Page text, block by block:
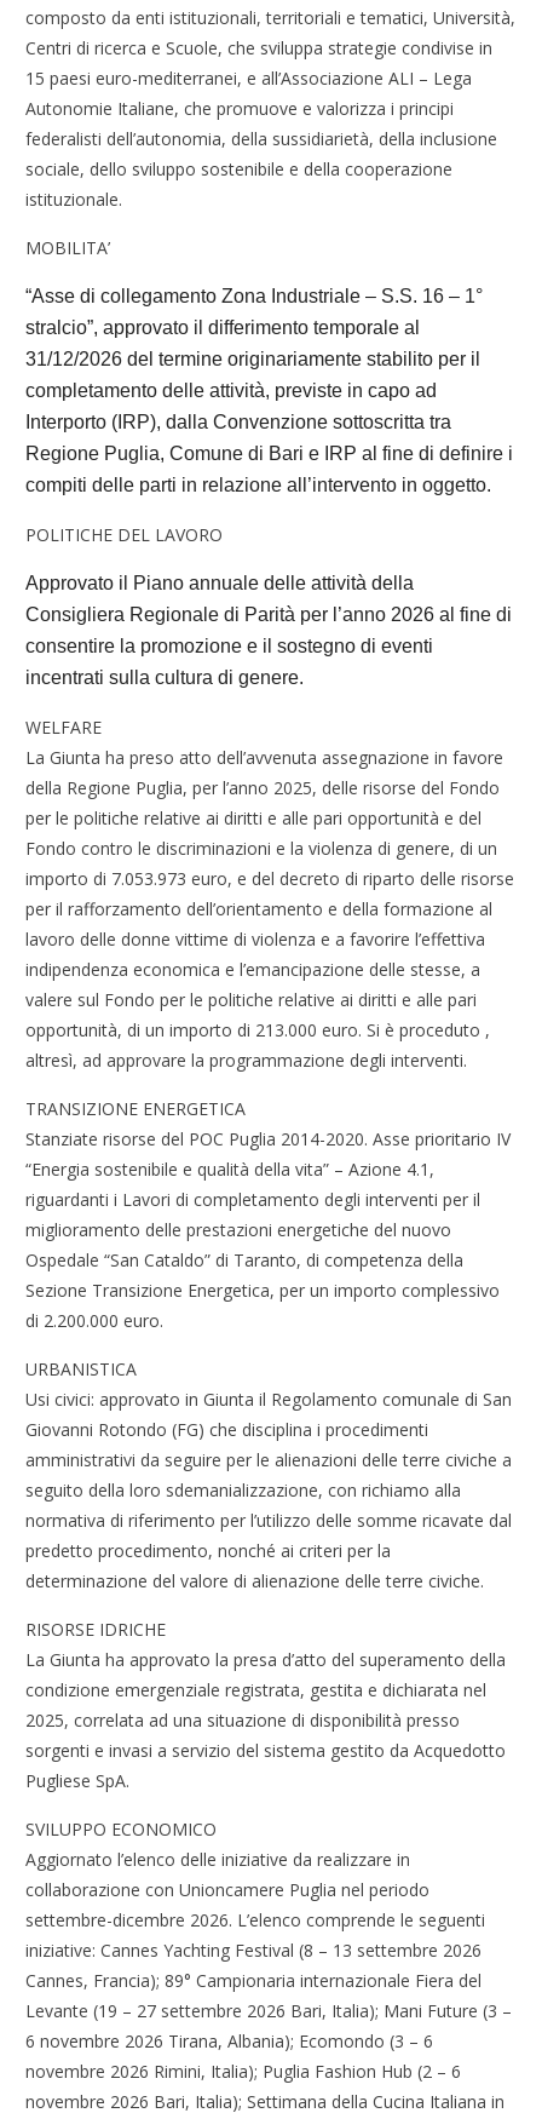
composto da enti istituzionali, territoriali e tematici, Università,
Centri di ricerca e Scuole, che sviluppa strategie condivise in
15 paesi euro-mediterranei, e all’Associazione ALI – Lega
Autonomie Italiane, che promuove e valorizza i principi
federalisti dell’autonomia, della sussidiarietà, della inclusione
sociale, dello sviluppo sostenibile e della cooperazione
istituzionale.
MOBILITA’
“Asse di collegamento Zona Industriale – S.S. 16 – 1°
stralcio”, approvato il differimento temporale al
31/12/2026 del termine originariamente stabilito per il
completamento delle attività, previste in capo ad
Interporto (IRP), dalla Convenzione sottoscritta tra
Regione Puglia, Comune di Bari e IRP al fine di definire i
compiti delle parti in relazione all’intervento in oggetto.
POLITICHE DEL LAVORO
Approvato il Piano annuale delle attività della
Consigliera Regionale di Parità per l’anno 2026 al fine di
consentire la promozione e il sostegno di eventi
incentrati sulla cultura di genere.
WELFARE
La Giunta ha preso atto dell’avvenuta assegnazione in favore
della Regione Puglia, per l’anno 2025, delle risorse del Fondo
per le politiche relative ai diritti e alle pari opportunità e del
Fondo contro le discriminazioni e la violenza di genere, di un
importo di 7.053.973 euro, e del decreto di riparto delle risorse
per il rafforzamento dell’orientamento e della formazione al
lavoro delle donne vittime di violenza e a favorire l’effettiva
indipendenza economica e l’emancipazione delle stesse, a
valere sul Fondo per le politiche relative ai diritti e alle pari
opportunità, di un importo di 213.000 euro. Si è proceduto ,
altresì, ad approvare la programmazione degli interventi.
TRANSIZIONE ENERGETICA
Stanziate risorse del POC Puglia 2014-2020. Asse prioritario IV
“Energia sostenibile e qualità della vita” – Azione 4.1,
riguardanti i Lavori di completamento degli interventi per il
miglioramento delle prestazioni energetiche del nuovo
Ospedale “San Cataldo” di Taranto, di competenza della
Sezione Transizione Energetica, per un importo complessivo
di 2.200.000 euro.
URBANISTICA
Usi civici: approvato in Giunta il Regolamento comunale di San
Giovanni Rotondo (FG) che disciplina i procedimenti
amministrativi da seguire per le alienazioni delle terre civiche a
seguito della loro sdemanializzazione, con richiamo alla
normativa di riferimento per l’utilizzo delle somme ricavate dal
predetto procedimento, nonché ai criteri per la
determinazione del valore di alienazione delle terre civiche.
RISORSE IDRICHE
La Giunta ha approvato la presa d’atto del superamento della
condizione emergenziale registrata, gestita e dichiarata nel
2025, correlata ad una situazione di disponibilità presso
sorgenti e invasi a servizio del sistema gestito da Acquedotto
Pugliese SpA.
SVILUPPO ECONOMICO
Aggiornato l’elenco delle iniziative da realizzare in
collaborazione con Unioncamere Puglia nel periodo
settembre-dicembre 2026. L’elenco comprende le seguenti
iniziative: Cannes Yachting Festival (8 – 13 settembre 2026
Cannes, Francia); 89° Campionaria internazionale Fiera del
Levante (19 – 27 settembre 2026 Bari, Italia); Mani Future (3 –
6 novembre 2026 Tirana, Albania); Ecomondo (3 – 6
novembre 2026 Rimini, Italia); Puglia Fashion Hub (2 – 6
novembre 2026 Bari, Italia); Settimana della Cucina Italiana in